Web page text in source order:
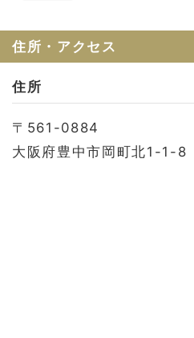
住所・アクセス
住所
〒561-0884
大阪府豊中市岡町北1-1-8